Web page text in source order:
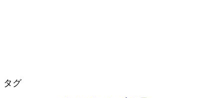
タグ